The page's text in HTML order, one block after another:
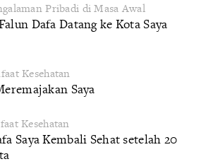
Pribadi di Masa Awal
Dafa Datang ke Kota Saya
Kesehatan
Saya
Kesehatan
Saya Kembali Sehat setelah 20